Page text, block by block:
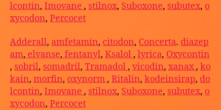
lcontin, Imovane , stilnox, Suboxone, subutex, o
xycodon, Percocet
Adderall, amfetamin, citodon, Concerta. diazep
am, elvanse, fentanyl, Ksalol , lyrica, Oxycontin
, sobril, somadril, Tramadol , vicodin, xanax, ko
kain, morfin, oxynorm , Ritalin, kodeinsirap, do
lcontin, Imovane , stilnox, Suboxone, subutex, o
xycodon, Percocet